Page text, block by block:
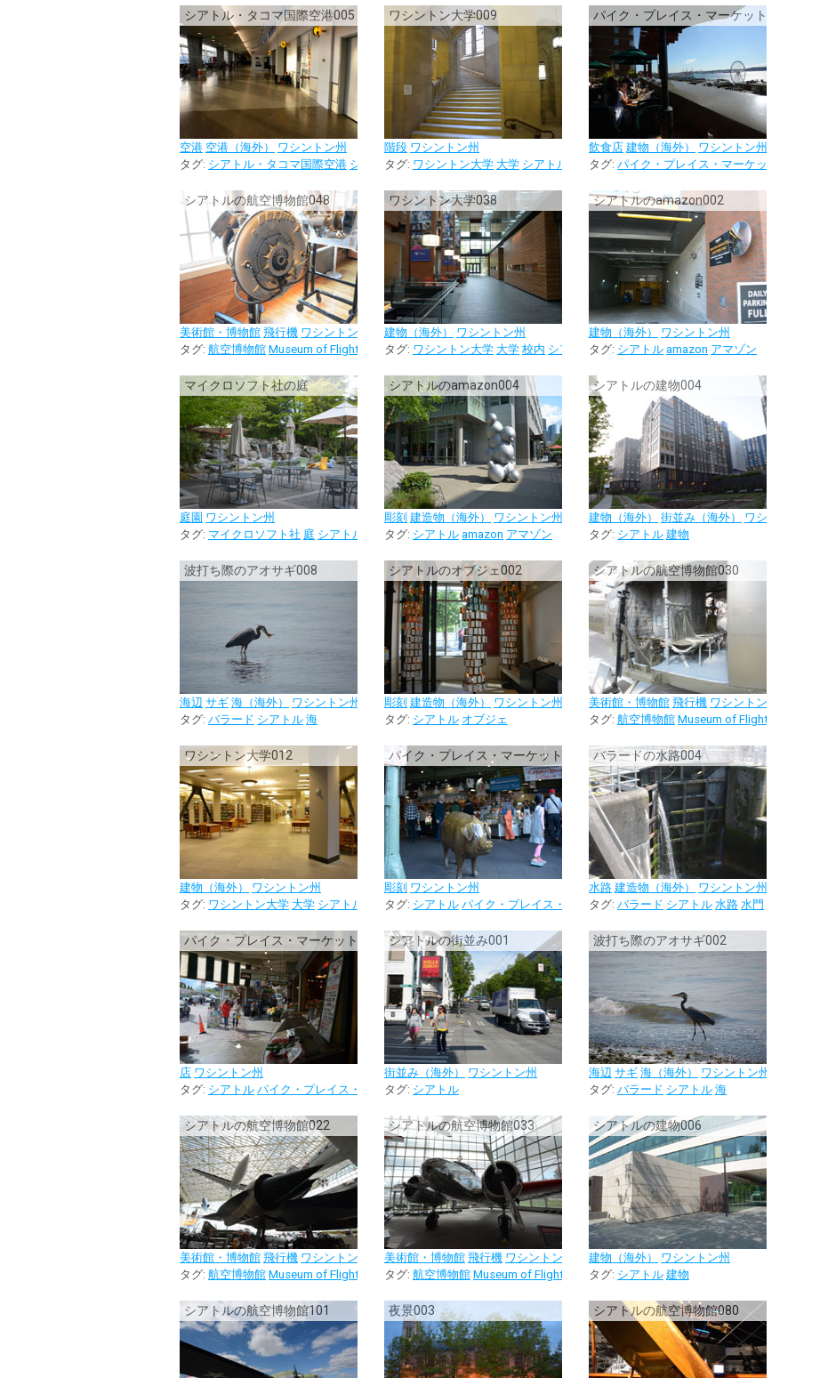
シアトル・タコマ国際空港005
空港 空港（海外）
ワシントン州
タグ: シアトル・タコマ国際空港 シアトル
ワシントン大学009
階段 ワシントン州
タグ: ワシントン大学 大学 シアトル 校内 階段
パイク・プレイス・マーケットのレストラン
飲食店 建物（海外）
ワシントン州
タグ: パイク・プレイス・マーケット
シアトルの航空博物館048
美術館・博物館 飛行機 ワシントン州
タグ: 航空博物館 Museum of Flight シアトル 博物館
ワシントン大学038
建物（海外）
ワシントン州
タグ: ワシントン大学 大学 校内 シアトル
シアトルのamazon002
建物（海外）
ワシントン州
タグ: シアトル amazon アマゾン
マイクロソフト社の庭
庭園 ワシントン州
タグ: マイクロソフト社 庭 シアトル
シアトルのamazon004
彫刻 建造物（海外）
ワシントン州
タグ: シアトル amazon アマゾン
シアトルの建物004
建物（海外） 街並み（海外）
ワシントン州
タグ: シアトル 建物
波打ち際のアオサギ008
海辺 サギ 海（海外）
ワシントン州
タグ: バラード シアトル 海
シアトルのオブジェ002
彫刻 建造物（海外）
ワシントン州
タグ: シアトル オブジェ
シアトルの航空博物館030
美術館・博物館 飛行機 ワシントン州
タグ: 航空博物館 Museum of Flight
ワシントン大学012
建物（海外）
ワシントン州
タグ: ワシントン大学 大学 シアトル 校内 図書館
パイク・プレイス・マーケットの魚屋003
彫刻 ワシントン州
タグ: シアトル パイク・プレイス・マーケット 魚屋
バラードの水路004
水路 建造物（海外）
ワシントン州
タグ: バラード シアトル 水路 水門
パイク・プレイス・マーケットの街並み002
店 ワシントン州
タグ: シアトル パイク・プレイス・マーケット
シアトルの街並み001
街並み（海外）
ワシントン州
タグ: シアトル
波打ち際のアオサギ002
海辺 サギ 海（海外）
ワシントン州
タグ: バラード シアトル 海
シアトルの航空博物館022
美術館・博物館 飛行機 ワシントン州
タグ: 航空博物館 Museum of Flight シアトル 博物館
シアトルの航空博物館033
美術館・博物館 飛行機 ワシントン州
タグ: 航空博物館 Museum of Flight シアトル 博物館
シアトルの建物006
建物（海外）
ワシントン州
タグ: シアトル 建物
シアトルの航空博物館101 夜景003 シアトルの航空博物館080